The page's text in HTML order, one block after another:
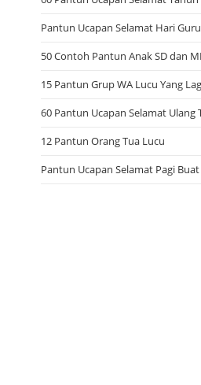
Pantun Ucapan Selamat Hari
50 Contoh Pantun Anak SD dan MI
15 Pantun Grup WA Lucu Yang
60 Pantun Ucapan Selamat
12 Pantun Orang Tua Lucu
Pantun Ucapan Selamat Pagi